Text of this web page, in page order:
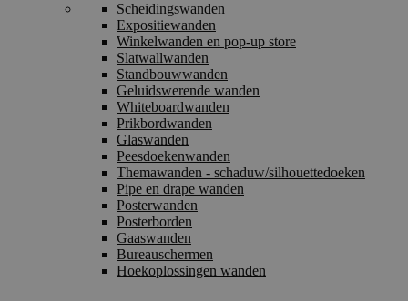
Scheidingswanden
Expositiewanden
Winkelwanden en pop-up store
Slatwallwanden
Standbouwwanden
Geluidswerende wanden
Whiteboardwanden
Prikbordwanden
Glaswanden
Peesdoekenwanden
Themawanden - schaduw/silhouettedoeken
Pipe en drape wanden
Posterwanden
Posterborden
Gaaswanden
Bureauschermen
Hoekoplossingen wanden